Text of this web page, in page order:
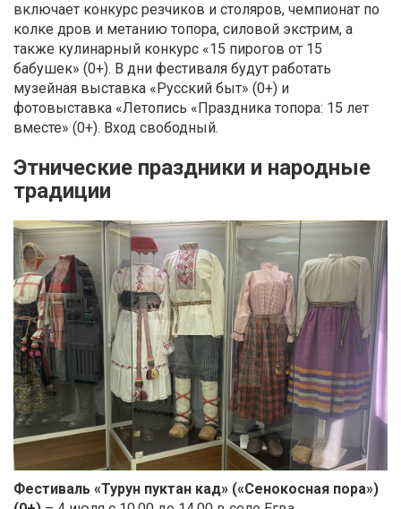
включает конкурс резчиков и столяров, чемпионат по
колке дров и метанию топора, силовой экстрим, а
также кулинарный конкурс «15 пирогов от 15
бабушек» (0+). В дни фестиваля будут работать
музейная выставка «Русский быт» (0+) и
фотовыставка «Летопись «Праздника топора: 15 лет
вместе» (0+). Вход свободный.
Этнические праздники и народные
традиции
Фестиваль «Турун пуктан кад» («Сенокосная пора»)